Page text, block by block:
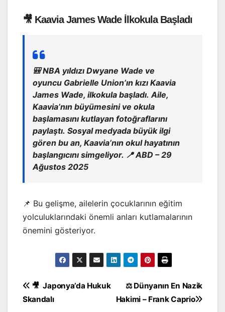
🎥 Kaavia James Wade İlkokula Başladı
🎒 NBA yıldızı Dwyane Wade ve
oyuncu Gabrielle Union’ın kızı Kaavia
James Wade, ilkokula başladı. Aile,
Kaavia’nın büyümesini ve okula
başlamasını kutlayan fotoğraflarını
paylaştı. Sosyal medyada büyük ilgi
gören bu an, Kaavia’nın okul hayatının
başlangıcını simgeliyor. 📍 ABD – 29
Ağustos 2025
📌 Bu gelişme, ailelerin çocuklarının eğitim
yolculuklarındaki önemli anları kutlamalarının
önemini gösteriyor.
Yazı
⚖️ Dünyanın En Nazik
Hakimi – Frank Caprio
🎥 Japonya’da Hukuk
Skandalı